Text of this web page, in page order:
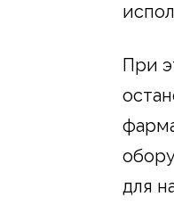
При
для